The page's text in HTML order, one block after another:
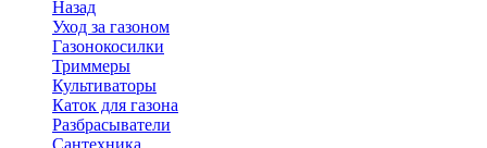
Назад
Уход за газоном
Газонокосилки
Триммеры
Культиваторы
Каток для газона
Разбрасыватели
Сантехника